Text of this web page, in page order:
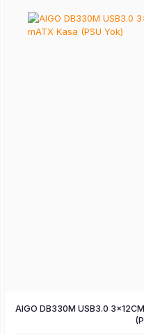
AIGO DB330M USB3.0